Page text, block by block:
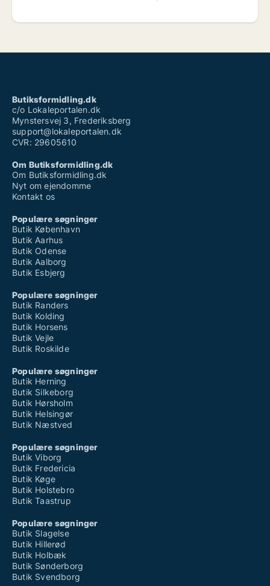
Butiksformidling.dk
c/o Lokaleportalen.dk
Mynstersvej 3, Frederiksberg
support@lokaleportalen.dk
CVR: 29605610
Om Butiksformidling.dk
Om Butiksformidling.dk
Nyt om ejendomme
Kontakt os
Populære søgninger
Butik København
Butik Aarhus
Butik Odense
Butik Aalborg
Butik Esbjerg
Populære søgninger
Butik Randers
Butik Kolding
Butik Horsens
Butik Vejle
Butik Roskilde
Populære søgninger
Butik Herning
Butik Silkeborg
Butik Hørsholm
Butik Helsingør
Butik Næstved
Populære søgninger
Butik Viborg
Butik Fredericia
Butik Køge
Butik Holstebro
Butik Taastrup
Populære søgninger
Butik Slagelse
Butik Hillerød
Butik Holbæk
Butik Sønderborg
Butik Svendborg